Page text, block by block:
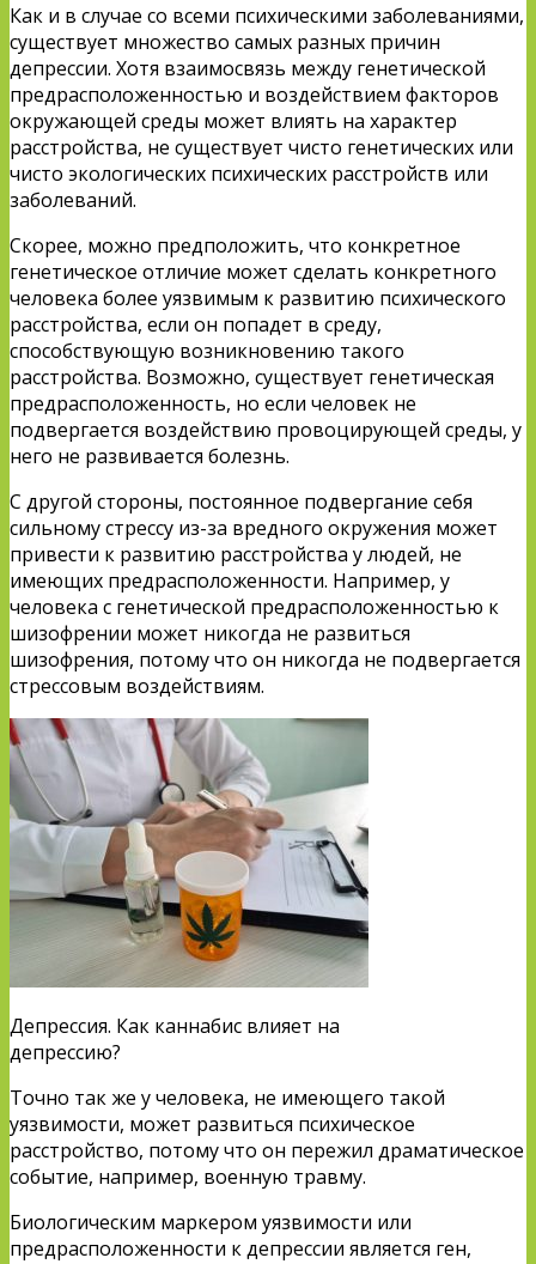
Как и в случае со всеми психическими заболеваниями,
существует множество самых разных причин
депрессии. Хотя взаимосвязь между генетической
предрасположенностью и воздействием факторов
окружающей среды может влиять на характер
расстройства, не существует чисто генетических или
чисто экологических психических расстройств или
заболеваний.
Скорее, можно предположить, что конкретное
генетическое отличие может сделать конкретного
человека более уязвимым к развитию психического
расстройства, если он попадет в среду,
способствующую возникновению такого
расстройства. Возможно, существует генетическая
предрасположенность, но если человек не
подвергается воздействию провоцирующей среды, у
него не развивается болезнь.
С другой стороны, постоянное подвергание себя
сильному стрессу из-за вредного окружения может
привести к развитию расстройства у людей, не
имеющих предрасположенности. Например, у
человека с генетической предрасположенностью к
шизофрении может никогда не развиться
шизофрения, потому что он никогда не подвергается
стрессовым воздействиям.
Депрессия. Как каннабис влияет на
депрессию?
Точно так же у человека, не имеющего такой
уязвимости, может развиться психическое
расстройство, потому что он пережил драматическое
событие, например, военную травму.
Биологическим маркером уязвимости или
предрасположенности к депрессии является ген,